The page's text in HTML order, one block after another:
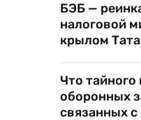
БЭБ —
налоговой
крылом
Что тайного
оборонных
связанных